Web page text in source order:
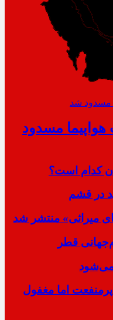
هواپیما مسدود
کدام است؟
در قشم
میراثی» منتشر شد
قطر
اما مغفول